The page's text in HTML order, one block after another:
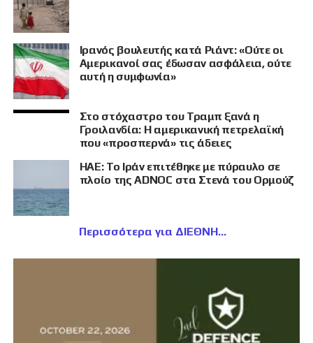
Ιρανός βουλευτής κατά Ριάντ: «Ούτε οι
Αμερικανοί σας έδωσαν ασφάλεια, ούτε
αυτή η συμφωνία»
Στο στόχαστρο του Τραμπ ξανά η
Γροιλανδία: Η αμερικανική πετρελαϊκή
που «προσπερνά» τις άδειες
ΗΑΕ: Το Ιράν επιτέθηκε με πύραυλο σε
πλοίο της ADNOC στα Στενά του Ορμούζ
Περισσότερα για ΔΙΕΘΝΗ